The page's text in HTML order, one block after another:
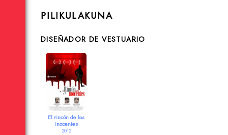
PILIKULAKUNA
DISEÑADOR DE VESTUARIO
El rincón de los
inocentes
2012